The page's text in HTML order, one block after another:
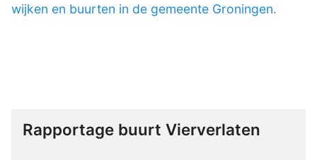
wijken en buurten in de gemeente Groningen.
Rapportage buurt Vierverlaten